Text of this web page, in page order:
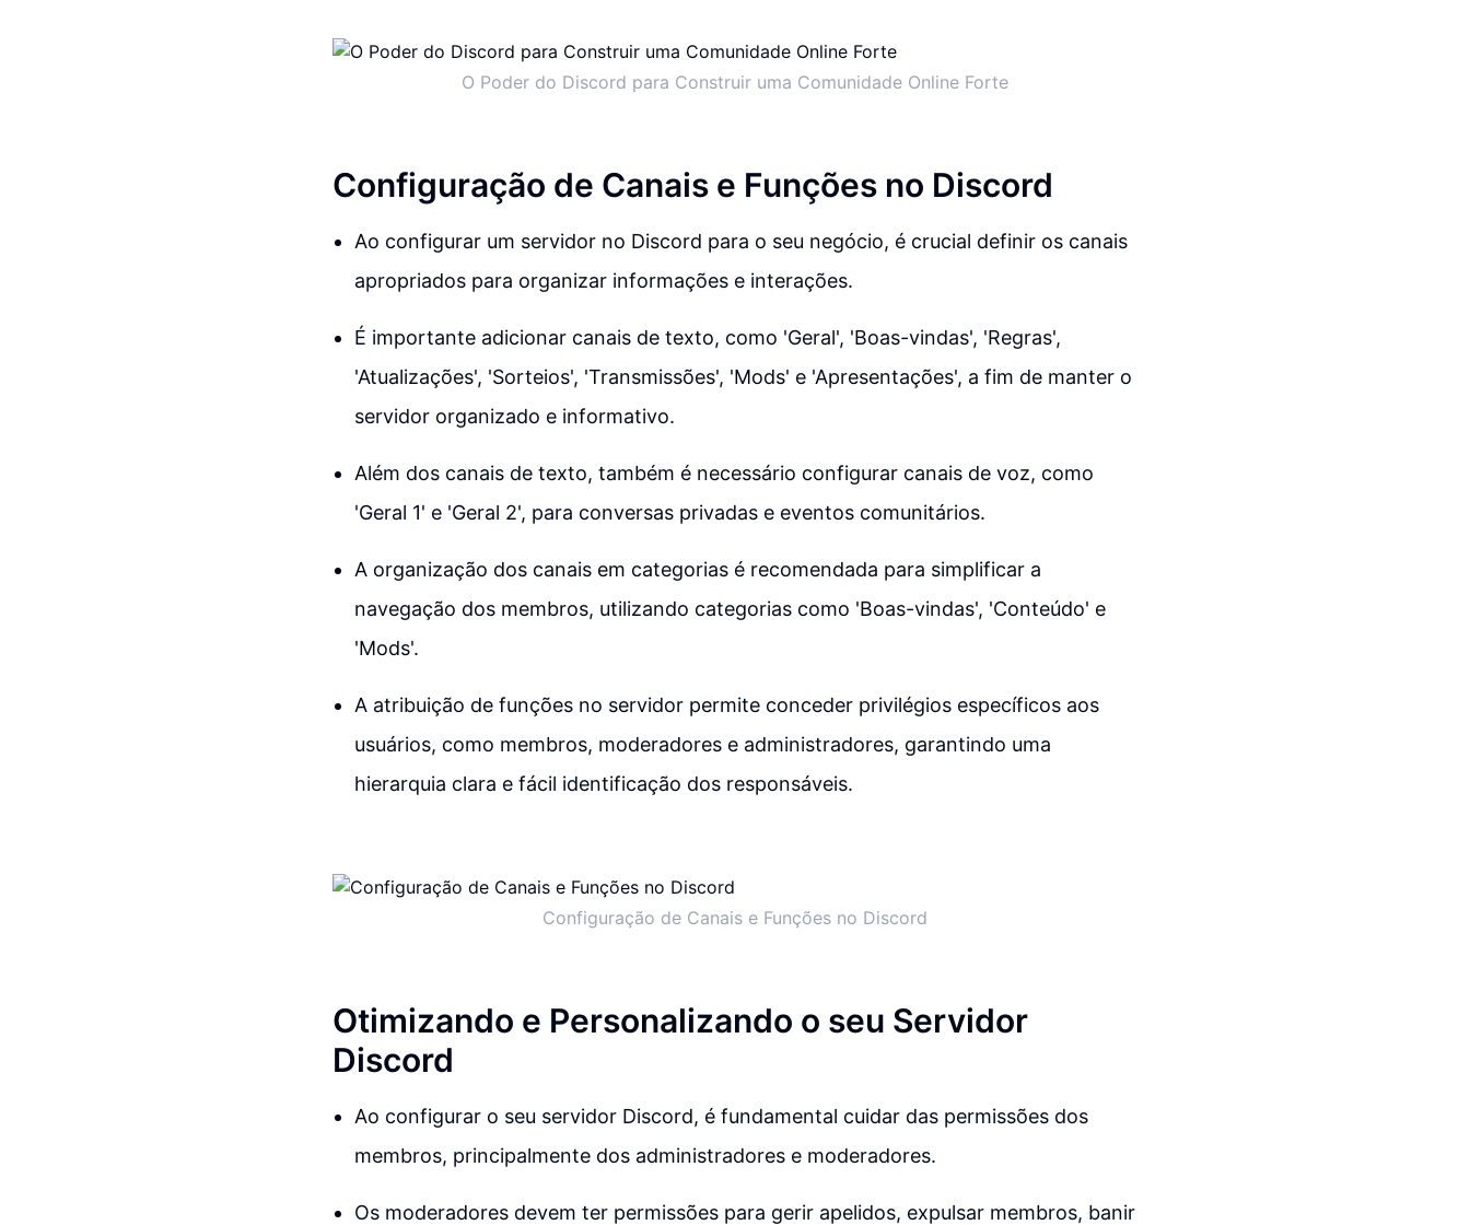
O Poder do Discord para Construir uma Comunidade Online Forte
Configuração de Canais e Funções no Discord
Ao configurar um servidor no Discord para o seu negócio, é crucial definir os canais
apropriados para organizar informações e interações.
É importante adicionar canais de texto, como 'Geral', 'Boas-vindas', 'Regras',
'Atualizações', 'Sorteios', 'Transmissões', 'Mods' e 'Apresentações', a fim de manter o
servidor organizado e informativo.
Além dos canais de texto, também é necessário configurar canais de voz, como
'Geral 1' e 'Geral 2', para conversas privadas e eventos comunitários.
A organização dos canais em categorias é recomendada para simplificar a
navegação dos membros, utilizando categorias como 'Boas-vindas', 'Conteúdo' e
'Mods'.
A atribuição de funções no servidor permite conceder privilégios específicos aos
usuários, como membros, moderadores e administradores, garantindo uma
hierarquia clara e fácil identificação dos responsáveis.
Configuração de Canais e Funções no Discord
Otimizando e Personalizando o seu Servidor
Discord
Ao configurar o seu servidor Discord, é fundamental cuidar das permissões dos
membros, principalmente dos administradores e moderadores.
Os moderadores devem ter permissões para gerir apelidos, expulsar membros, banir